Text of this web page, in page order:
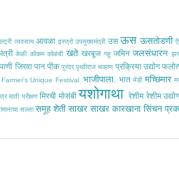
व्यवसाय आवळा इस्त्रो उपमुख्यमंत्री उस ऊस ऊसतोडणी
केळी कोकम कोळंबी खते खरबूज गहू जमिन जलसंधारन
पाणी जिरवा पान पीक पुरंदर पृथ्वीराज चव्हाण प्रक्रिया उद्योग
Farmer's Unique Festival. भाजीपाला. भात भेंडी मच्छिमार
माती परीक्षण मिरची मोसंबी यशोगाथा रेशीम रेशीम
सल्ला समूह शेती साखर साखर कारखाना सिंचन